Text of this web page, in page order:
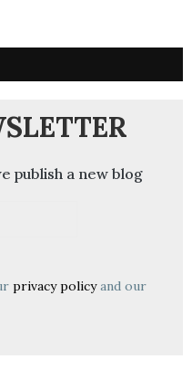
publish a new blog
privacy policyand our